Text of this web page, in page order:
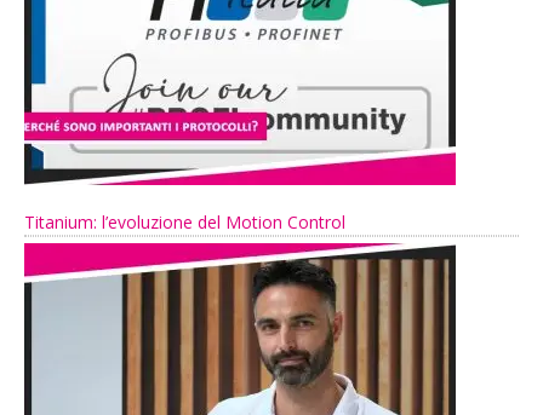
Titanium: l’evoluzione del Motion Control